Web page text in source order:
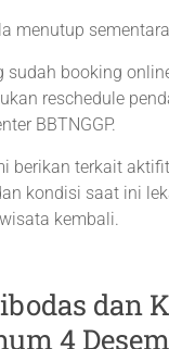
menutup
sudah booking
reschedule
BBTNGGP.
berikan terkait
kondisi saat ini
kembali.
dan
4